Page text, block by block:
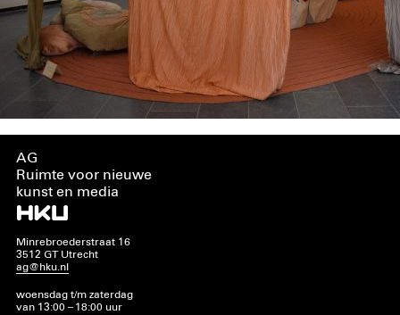
AG
Ruimte voor nieuwe
kunst en media
Minrebroederstraat 16
3512 GT Utrecht
ag@hku.nl
woensdag t/m zaterdag
van 13:00 – 18:00 uur